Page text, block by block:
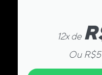
12x de
Ou